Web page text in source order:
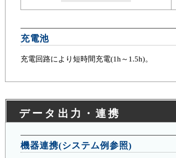
充電池
充電回路により短時間充電(1h～1.5h)。
データ出力・連携
機器連携(システム例参照)